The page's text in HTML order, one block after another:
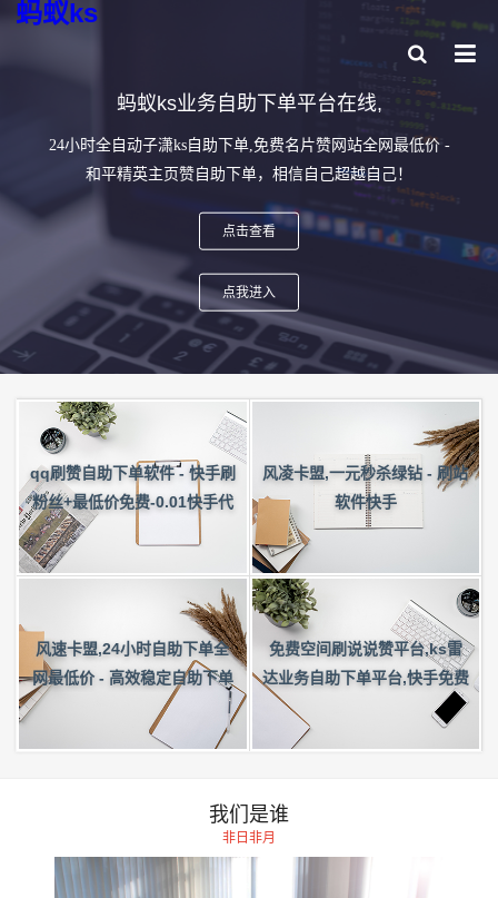
蚂蚁ks
蚂蚁ks业务自助下单平台在线,
24小时全自动子潇ks自助下单,免费名片赞网站全网最低价 -
和平精英主页赞自助下单，相信自己超越自己！
点击查看
点我进入
qq刷赞自助下单软件 - 快手刷
粉丝+最低价免费-0.01快手代
风凌卡盟,一元秒杀绿钻 - 刷站
软件快手
风速卡盟,24小时自助下单全
网最低价 - 高效稳定自助下单
免费空间刷说说赞平台,ks雷
达业务自助下单平台,快手免费
代刷平台秒刷-刷赞说说QQ免
我们是谁
非日非月